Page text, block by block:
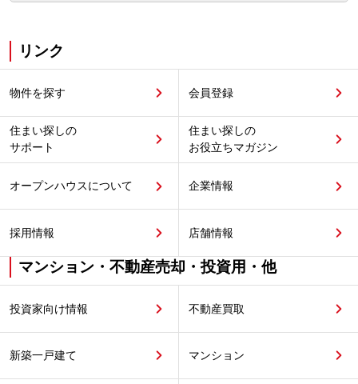
リンク
物件を探す 会員登録
住まい探しの
サポート
住まい探しの
お役立ちマガジン
オープンハウスについて 企業情報
採用情報 店舗情報
マンション・不動産売却・投資用・他
投資家向け情報 不動産買取
新築一戸建て マンション